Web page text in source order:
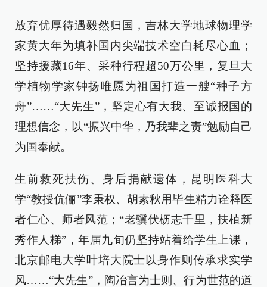
放弃优厚待遇毅然归国，吉林大学地球物理学
家黄大年为填补国内尖端技术空白耗尽心血；
坚持援藏16年、采种行程超50万公里，复旦大
学植物学家钟扬唯愿为祖国打造一艘“种子方
舟”……“大先生”，坚定心有大我、至诚报国的
理想信念，以“振兴中华，乃我辈之责”勉励自己
为国奉献。
生前救死扶伤、身后捐献遗体，昆明医科大
学“教授伉俪”李秉权、胡素秋用毕生精力诠释医
者仁心、师者风范；“老骥伏枥志千里，扶植新
秀作人梯”，年届九旬仍坚持站着给学生上课，
北京邮电大学叶培大院士以身作则传承求实学
风……“大先生”，陶冶言为士则、行为世范的道